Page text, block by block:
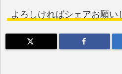
よろしければシェアお願い